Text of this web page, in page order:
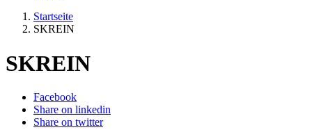
Startseite
SKREIN
SKREIN
Facebook
Share on linkedin
Share on twitter